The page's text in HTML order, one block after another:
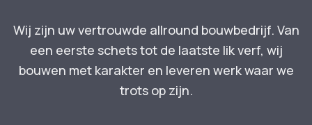
Wij zijn uw vertrouwde allround bouwbedrijf. Van
een eerste schets tot de laatste lik verf, wij
bouwen met karakter en leveren werk waar we
trots op zijn.